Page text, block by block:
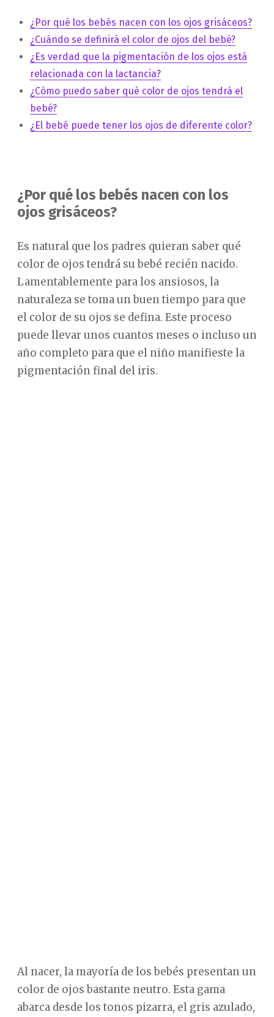
¿Por qué los bebés nacen con los ojos grisáceos?
¿Cuándo se definirá el color de ojos del bebé?
¿Es verdad que la pigmentación de los ojos está
relacionada con la lactancia?
¿Cómo puedo saber qué color de ojos tendrá el
bebé?
¿El bebé puede tener los ojos de diferente color?
¿Por qué los bebés nacen con los
ojos grisáceos?
Es natural que los padres quieran saber qué
color de ojos tendrá su bebé recién nacido.
Lamentablemente para los ansiosos, la
naturaleza se toma un buen tiempo para que
el color de su ojos se defina. Este proceso
puede llevar unos cuantos meses o incluso un
año completo para que el niño manifieste la
pigmentación final del iris.
Al nacer, la mayoría de los bebés presentan un
color de ojos bastante neutro. Esta gama
abarca desde los tonos pizarra, el gris azulado,